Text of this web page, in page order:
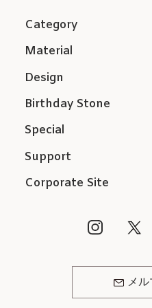
Category
Support
Corporate Site
メ
Material
Design
Birthday Stone
Special